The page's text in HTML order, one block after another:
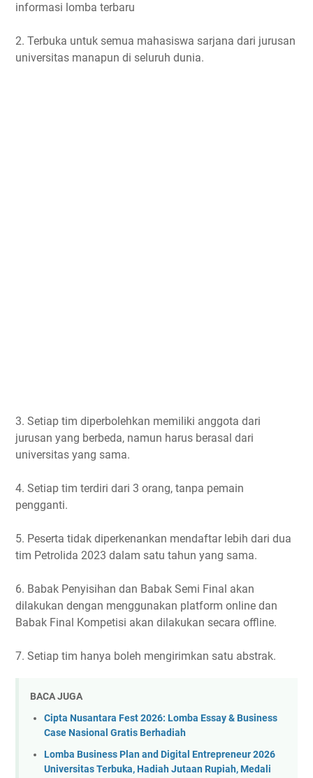
informasi lomba terbaru
2. Terbuka untuk semua mahasiswa sarjana dari jurusan
universitas manapun di seluruh dunia.
3. Setiap tim diperbolehkan memiliki anggota dari
jurusan yang berbeda, namun harus berasal dari
universitas yang sama.
4. Setiap tim terdiri dari 3 orang, tanpa pemain
pengganti.
5. Peserta tidak diperkenankan mendaftar lebih dari dua
tim Petrolida 2023 dalam satu tahun yang sama.
6. Babak Penyisihan dan Babak Semi Final akan
dilakukan dengan menggunakan platform online dan
Babak Final Kompetisi akan dilakukan secara offline.
7. Setiap tim hanya boleh mengirimkan satu abstrak.
BACA JUGA
Cipta Nusantara Fest 2026: Lomba Essay & Business
Case Nasional Gratis Berhadiah
Lomba Business Plan and Digital Entrepreneur 2026
Universitas Terbuka, Hadiah Jutaan Rupiah, Medali